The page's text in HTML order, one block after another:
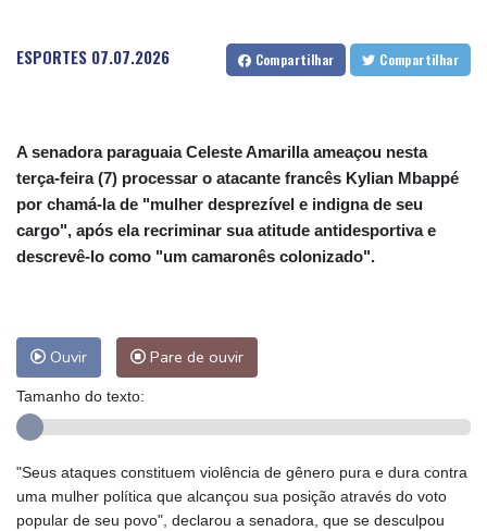
ESPORTES 07.07.2026 Compartilhar Compartilhar
A senadora paraguaia Celeste Amarilla ameaçou nesta
terça-feira (7) processar o atacante francês Kylian Mbappé
por chamá-la de "mulher desprezível e indigna de seu
cargo", após ela recriminar sua atitude antidesportiva e
descrevê-lo como "um camaronês colonizado".
Ouvir Pare de ouvir
Tamanho do texto:
"Seus ataques constituem violência de gênero pura e dura contra
uma mulher política que alcançou sua posição através do voto
popular de seu povo", declarou a senadora, que se desculpou